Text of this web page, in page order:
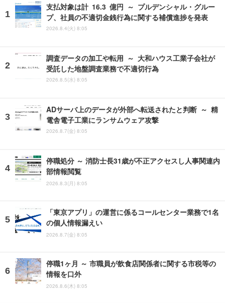
支払対象は計 16.3 億円 ～ プルデンシャル・グルー
プ、社員の不適切金銭行為に関する補償進捗を発表
2026.8.4(火) 8:05
調査データの加工や転用 ～ 大和ハウス工業子会社が
受託した地盤調査業務で不適切行為
2026.8.5(水) 8:05
ADサーバ上のデータが外部へ転送されたと判断 ～ 精
電舎電子工業にランサムウェア攻撃
2026.8.7(金) 8:05
停職処分 ～ 消防士長31歳が不正アクセスし人事関連内
部情報閲覧
2026.8.3(月) 8:05
「東京アプリ」の運営に係るコールセンター業務で1名
の個人情報漏えい
2026.8.7(金) 8:05
停職1ヶ月 ～ 市職員が飲食店関係者に関する市税等の
情報を口外
2026.8.6(木) 8:05